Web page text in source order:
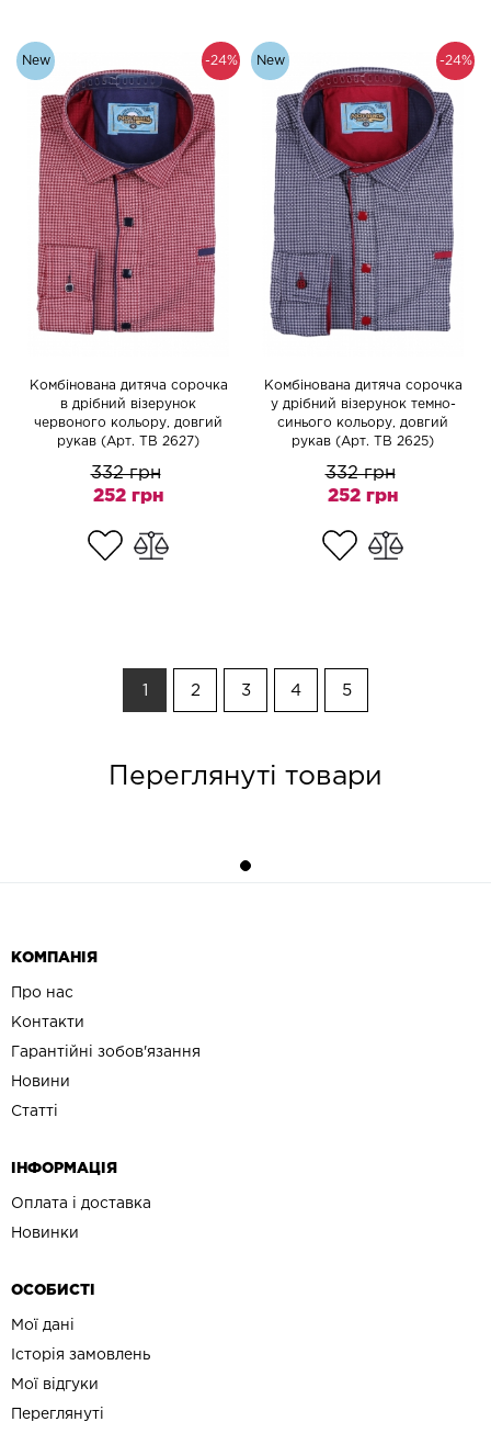
-24%
New
Комбінована дитяча сорочка
в дрібний візерунок
червоного кольору, довгий
рукав (Арт. TB 2627)
332 грн
252 грн
-24%
New
Комбінована дитяча сорочка
у дрібний візерунок темно-
синього кольору, довгий
рукав (Арт. TB 2625)
332 грн
252 грн
2 3 4 5
Переглянуті товари
КОМПАНІЯ
Про нас
Контакти
Гарантійні зобов'язання
Новини
Статті
ІНФОРМАЦІЯ
Оплата і доставка
Новинки
ОСОБИСТІ
Мої дані
Історія замовлень
Мої відгуки
Переглянуті